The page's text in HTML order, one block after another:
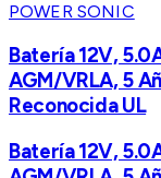
POWER SONIC
Batería 12V,
AGM/VRLA, 5
Reconocida UL
Batería 12V,